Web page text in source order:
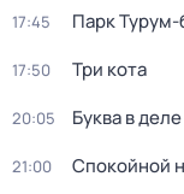
17:45 Парк
17:50 Три кота
20:05 Буква в деле
21:00 Спокойной